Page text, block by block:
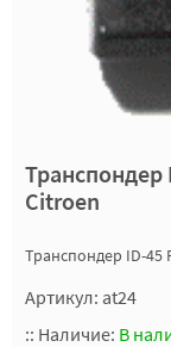
Транспондер
Citroen
Транспондер ID-45
Артикул: at24
:: Наличие: В